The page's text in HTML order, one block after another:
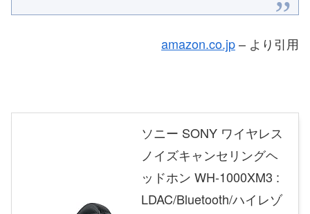
amazon.co.jp– より引用
ソニー SONY ワイヤレス
ノイズキャンセリングヘ
ッドホン WH-1000XM3 :
LDAC/Bluetooth/ハイレゾ